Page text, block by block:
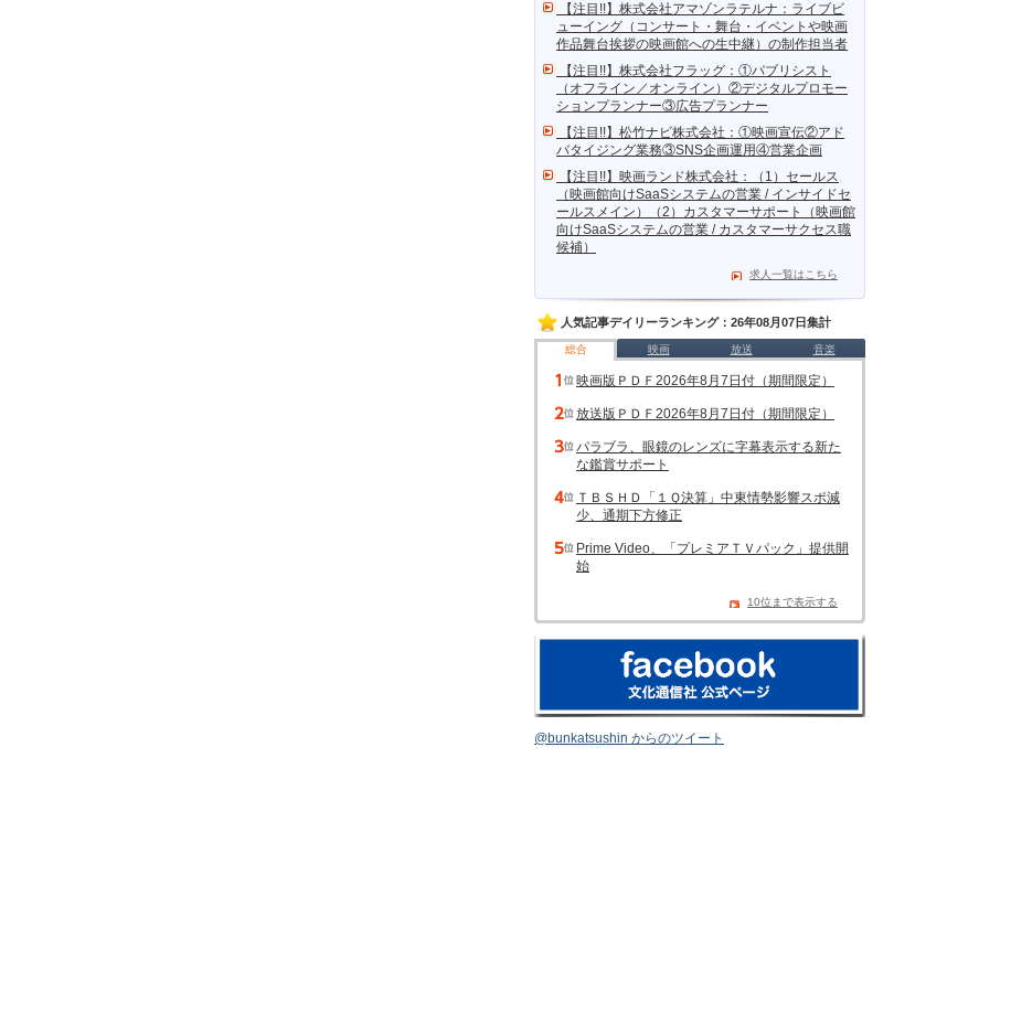
【注目!!】株式会社アマゾンラテルナ：ライブビ
ューイング（コンサート・舞台・イベントや映画
作品舞台挨拶の映画館への生中継）の制作担当者
【注目!!】株式会社フラッグ：①パブリシスト
（オフライン／オンライン）②デジタルプロモー
ションプランナー③広告プランナー
【注目!!】松竹ナビ株式会社：①映画宣伝②アド
バタイジング業務③SNS企画運用④営業企画
【注目!!】映画ランド株式会社：（1）セールス
（映画館向けSaaSシステムの営業 / インサイドセ
ールスメイン）（2）カスタマーサポート（映画館
向けSaaSシステムの営業 / カスタマーサクセス職
候補）
求人一覧はこちら
人気記事デイリーランキング：26年08月07日集計
総合 映画 放送 音楽
映画版ＰＤＦ2026年8月7日付（期間限定）
放送版ＰＤＦ2026年8月7日付（期間限定）
パラブラ、眼鏡のレンズに字幕表示する新た
な鑑賞サポート
ＴＢＳＨＤ「１Ｑ決算」中東情勢影響スポ減
少、通期下方修正
Prime Video、「プレミアＴＶパック」提供開
始
10位まで表示する
@bunkatsushin からのツイート